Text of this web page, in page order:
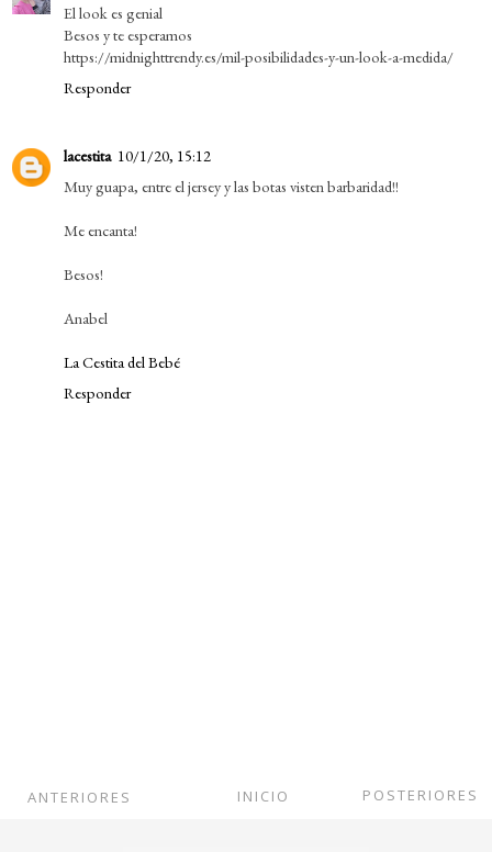
El look es genial
Besos y te esperamos
https://midnighttrendy.es/mil-posibilidades-y-un-look-a-medida/
Responder
lacestita 10/1/20, 15:12
Muy guapa, entre el jersey y las botas visten barbaridad!!
Me encanta!
Besos!
Anabel
La Cestita del Bebé
Responder
POSTERIORES
INICIO
ANTERIORES